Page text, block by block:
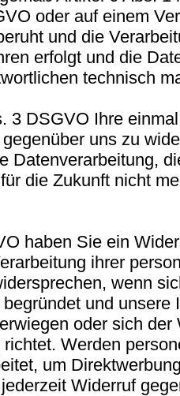
oder auf einem
und die
erfolgt und die
technisch
3 DSGVO Ihre
uns zu
Datenverarbeitung,
die Zukunft nicht
haben Sie ein
ihrer
wenn
und unsere
oder sich der
Werden
um
Widerruf